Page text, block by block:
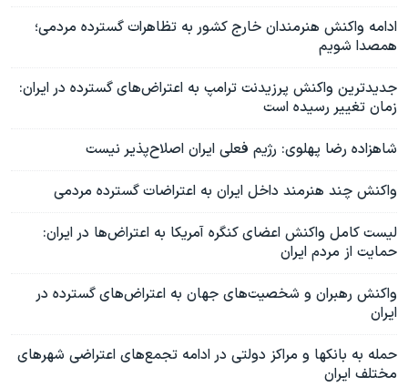
ادامه واکنش هنرمندان خارج کشور به تظاهرات گسترده مردمی؛
همصدا شویم
جدیدترین واکنش پرزیدنت ترامپ به اعتراض‌های گسترده در ایران:
زمان تغییر رسیده است
شاهزاده رضا پهلوی: رژیم فعلی ایران اصلاح‌پذیر نیست
واکنش چند هنرمند داخل ایران به اعتراضات گسترده مردمی
لیست کامل واکنش اعضای کنگره آمریکا به اعتراض‌ها در ایران:
حمایت از مردم ایران
واکنش رهبران و شخصیت‌های جهان به اعتراض‌های گسترده در
ایران
حمله به بانکها و مراکز دولتی در ادامه تجمع‌های اعتراضی شهرهای
مختلف ایران